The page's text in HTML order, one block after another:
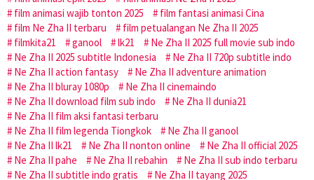
film animasi wajib tonton 2025
film fantasi animasi Cina
film Ne Zha II terbaru
film petualangan Ne Zha II 2025
filmkita21
ganool lk21
Ne Zha II 2025 full movie sub indo
Ne Zha II 2025 subtitle Indonesia
Ne Zha II 720p subtitle indo
Ne Zha II action fantasy
Ne Zha II adventure animation
Ne Zha II bluray 1080p
Ne Zha II cinemaindo
Ne Zha II download film sub indo
Ne Zha II dunia21
Ne Zha II film aksi fantasi terbaru
Ne Zha II film legenda Tiongkok
Ne Zha II ganool
Ne Zha II lk21
Ne Zha II nonton online
Ne Zha II official 2025
Ne Zha II pahe
Ne Zha II rebahin
Ne Zha II sub indo terbaru
Ne Zha II subtitle indo gratis
Ne Zha II tayang 2025